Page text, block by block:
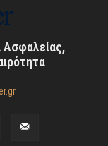
Ασφαλείας,